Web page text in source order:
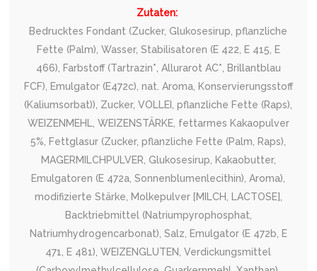
Zutaten:
Bedrucktes Fondant (Zucker, Glukosesirup, pflanzliche
Fette (Palm), Wasser, Stabilisatoren (E 422, E 415, E
466), Farbstoff (Tartrazin*, Allurarot AC*, Brillantblau
FCF), Emulgator (E472c), nat. Aroma, Konservierungsstoff
(Kaliumsorbat)), Zucker, VOLLEI, pflanzliche Fette (Raps),
WEIZENMEHL, WEIZENSTÄRKE, fettarmes Kakaopulver
5%, Fettglasur (Zucker, pflanzliche Fette (Palm, Raps),
MAGERMILCHPULVER, Glukosesirup, Kakaobutter,
Emulgatoren (E 472a, Sonnenblumenlecithin), Aroma),
modifizierte Stärke, Molkepulver [MILCH, LACTOSE],
Backtriebmittel (Natriumpyrophosphat,
Natriumhydrogencarbonat), Salz, Emulgator (E 472b, E
471, E 481), WEIZENGLUTEN, Verdickungsmittel